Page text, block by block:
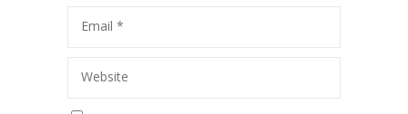
Email *
Website